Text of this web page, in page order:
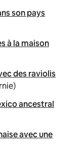
son pays
à la maison
des raviolis
ancestral
avec une